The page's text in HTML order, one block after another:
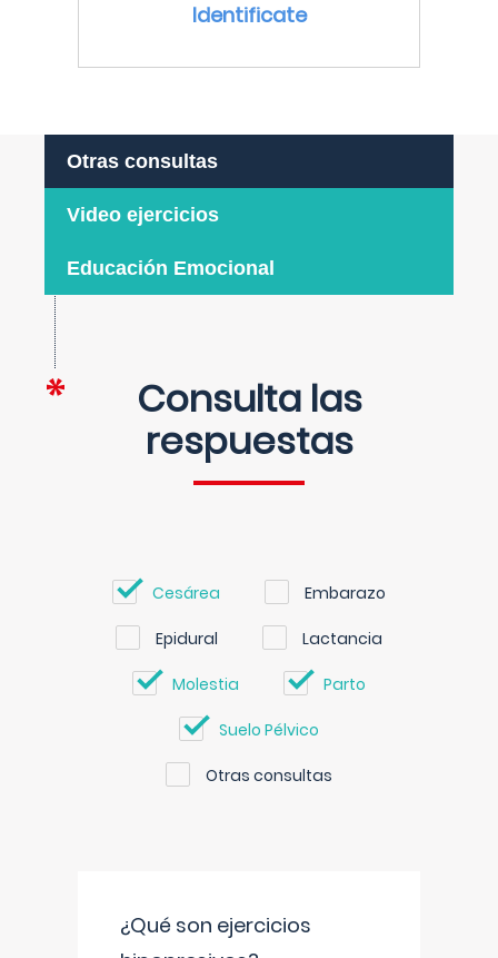
Identificate
Otras consultas
Video ejercicios
Educación Emocional
Consulta las
respuestas
Cesárea Embarazo
Epidural Lactancia
Molestia Parto
Suelo Pélvico
Otras consultas
¿Qué son ejercicios